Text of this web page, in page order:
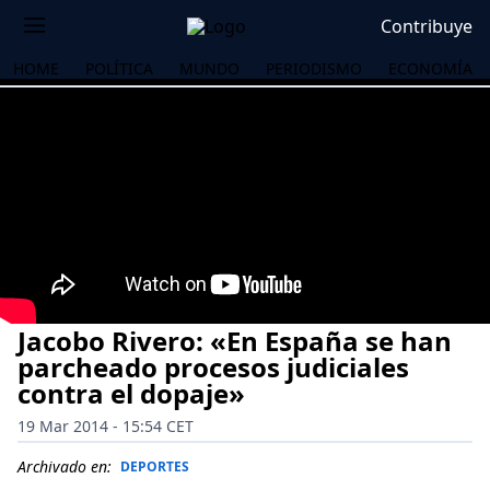
Contribuye
HOME POLÍTICA MUNDO PERIODISMO ECONOMÍA
Jacobo Rivero: «En España se han
parcheado procesos judiciales
contra el dopaje»
19 Mar 2014 - 15:54 CET
Archivado en: DEPORTES